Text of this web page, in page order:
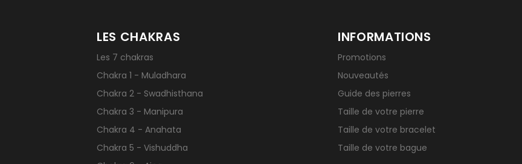
LES CHAKRAS
Les 7 chakras
Chakra 1 - Muladhara
Chakra 2 - Swadhisthana
Chakra 3 - Manipura
Chakra 4 - Anahata
Chakra 5 - Vishuddha
INFORMATIONS
Promotions
Nouveautés
Guide des pierres
Taille de votre pierre
Taille de votre bracelet
Taille de votre bague